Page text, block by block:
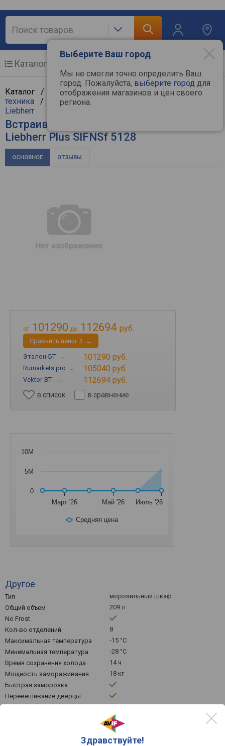
Выберите Ваш город
Мы не смогли точно определить Ваш
город. Пожалуйста, выберите город для
отображения магазинов и цен своего
региона.
Здравствуйте!
Каталог
Каталог / Крупная бытовая техника/Встраиваемая
техника / Встраиваемые морозильные камеры
Liebherr
Встраиваемая морозильная камера
Liebherr Plus SIFNSf 5128
ОСНОВНОЕ ОТЗЫВЫ
от 101290 до 112694 руб.
Cравнить цены 3 →
Эталон-БТ → 101290 руб.
Rumarkets.pro → 105040 руб.
Vektor-BT → 112694 руб.
в список в сравнение
Средняя цена
Март '26 Май '26 Июль '26
0
5M
10M
Другое
Тип
морозильный шкаф
Общий объем
209 л
No Frost
Кол-во отделений
8
Максимальная температура
-15 °C
Минимальная температура
-28 °C
Время сохранения холода
14 ч
Мощность замораживания
18 кг
Быстрая заморозка
Перевешивание дверцы
звуковой
сенсорное
Потребление энергии в год
307 кВт*ч